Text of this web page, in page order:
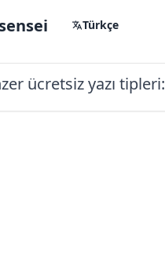
Türkçe
ücretsiz yazı tipleri: